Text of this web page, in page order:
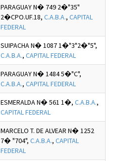
PARAGUAY N� 749 2�"35"
2�CPO.UF.18, C.A.B.A., CAPITAL
FEDERAL
SUIPACHA N� 1087 1�"3"2�"5",
C.A.B.A., CAPITAL FEDERAL
PARAGUAY N� 1484 5�"C",
C.A.B.A., CAPITAL FEDERAL
ESMERALDA N� 561 1�, C.A.B.A.,
CAPITAL FEDERAL
MARCELO T. DE ALVEAR N� 1252
7� "704", C.A.B.A., CAPITAL
FEDERAL